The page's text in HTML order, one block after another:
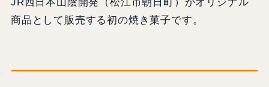
JR西日本山陰開発（松江市朝日町）がオリジナル
商品として販売する初の焼き菓子です。